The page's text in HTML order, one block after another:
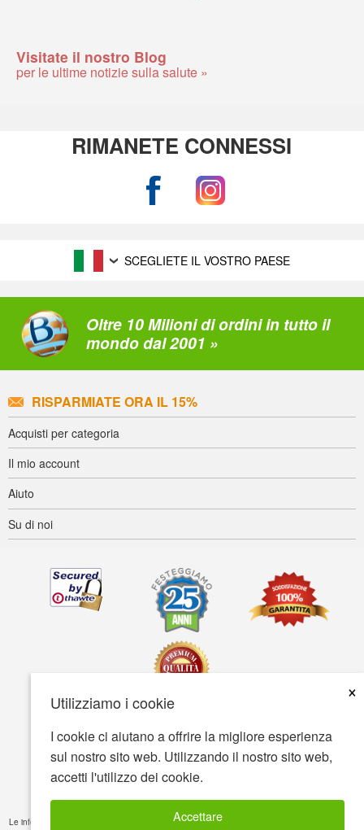
Utilizziamo i cookie
×
I cookie ci aiutano a offrire la migliore esperienza
sul nostro sito web. Utilizzando il nostro sito web,
accetti l'utilizzo dei cookie.
Accettare
Visitate il nostro Blog
per le ultime notizie sulla salute »
RIMANETE CONNESSI
SCEGLIETE IL VOSTRO PAESE
Oltre 10 Milioni di ordini in tutto il
mondo dal 2001 »
RISPARMIATE ORA IL 15%
Acquisti per categoria
Il mio account
Aiuto
Su di noi
Accessibilità Termini d'uso Tutela della privacy
Tutela della sicurezza
© Copyright 2001-2026 BIOVEA. Tutti i diritti riservati
Le informazioni fornite su questo sito sono solamente a scopo cognitivo e non sono intese a